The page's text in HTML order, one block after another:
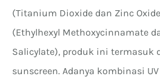
(Titanium Dioxide dan Zinc
(Ethylhexyl Methoxycinnamate
Salicylate), produk ini termasuk
sunscreen. Adanya kombinasi